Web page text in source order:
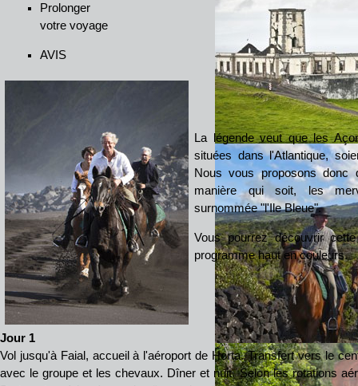
Prolonger
votre voyage
AVIS
La légende veut que les
situées dans l'Atlantique,
Nous vous proposons donc
manière qui soit, les
surnommée "l'Ile Bleue".
Vous pourrez découvrir
programme haut en couleurs.
Jour 1
Vol jusqu'à Faial, accueil à l'aéroport de Horta. Transfert vers le
avec le groupe et les chevaux. Dîner et nuit. Selon les rotations